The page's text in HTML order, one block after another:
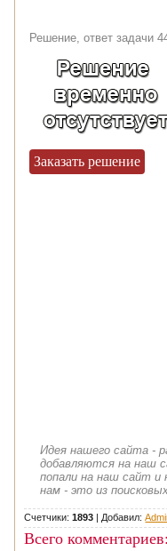
Решение, ответ задачи
Заказать решение
Идея нашего сайта -
добавляются на наш
попали на наш сайт и
нам - это из
Счетчики:1893 | Добавил:
Всего комментариев